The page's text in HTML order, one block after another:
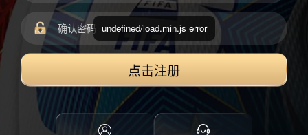
点击注册
undefined/load.min.js error